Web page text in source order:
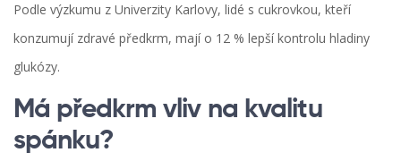
Podle výzkumu z Univerzity Karlovy, lidé s cukrovkou, kteří
konzumují zdravé předkrm, mají o 12 % lepší kontrolu hladiny
glukózy.
Má předkrm vliv na kvalitu
spánku?